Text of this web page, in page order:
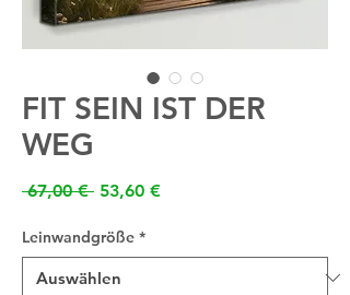
FIT SEIN IST DER
WEG
67,00 € Standardpreis
53,60 €Sale-
Leinwandgröße *